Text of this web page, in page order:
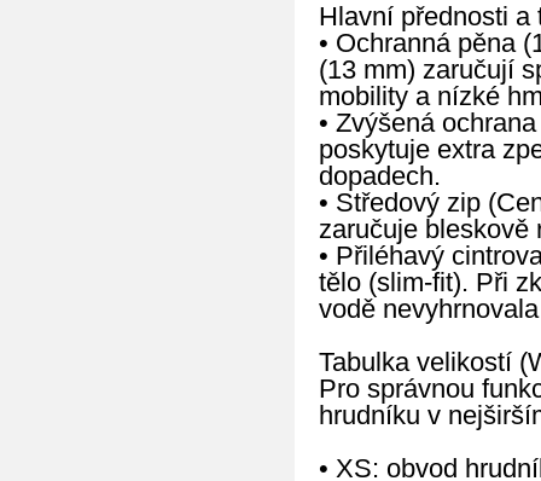
Hlavní přednosti a
• Ochranná pěna
(13 mm) zaručují
mobility a nízké
• Zvýšená
poskytuje extra
dopadech.
• Středový zip
zaručuje bleskově
• Přiléhavý
tělo (slim-fit). Při
vodě
Tabulka velikostí
Pro správnou
hrudníku v
• XS: obvod